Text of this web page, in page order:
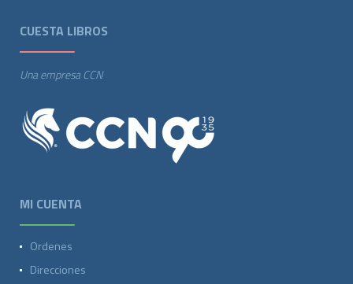
CUESTA LIBROS
Una empresa CCN
MI CUENTA
Ordenes
Direcciones